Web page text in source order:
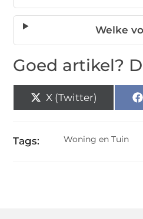
Welke
Goed artikel?
X (Twitter)
Tags: Woning en Tuin